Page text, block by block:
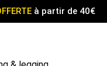
à partir de 40€0